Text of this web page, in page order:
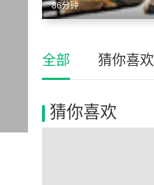
86分钟
全部 猜你喜欢
猜你喜欢